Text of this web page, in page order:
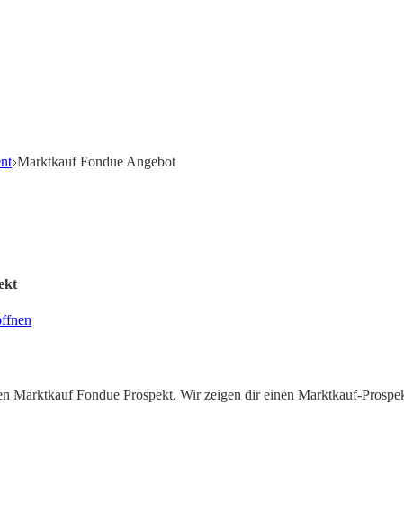
Marktkauf Fondue Angebot
Marktkauf Fondue Prospekt. Wir zeigen dir einen Marktkauf-